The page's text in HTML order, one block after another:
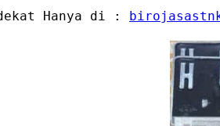
Hanya di :